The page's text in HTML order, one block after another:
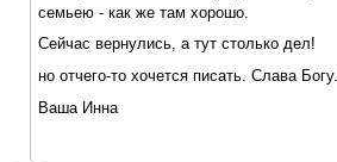
семьею - как же там хорошо.
Сейчас вернулись, а тут столько дел!
но отчего-то хочется писать. Слава Богу.
Ваша Инна